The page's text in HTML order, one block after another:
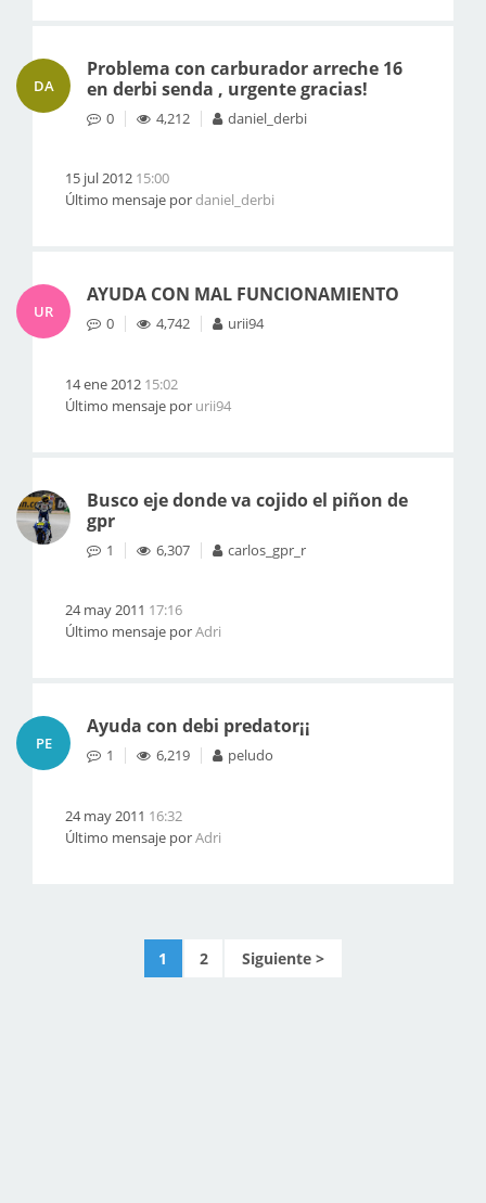
DA
Problema con carburador arreche 16
en derbi senda , urgente gracias!
0 4,212 daniel_derbi
15 jul 2012 15:00
Último mensaje pordaniel_derbi
UR
AYUDA CON MAL FUNCIONAMIENTO
0 4,742 urii94
14 ene 2012 15:02
Último mensaje por urii94
Busco eje donde va cojido el piñon de
gpr
1 6,307 carlos_gpr_r
24 may 2011 17:16
Último mensaje porAdri
PE
Ayuda con debi predator¡¡
1 6,219 peludo
24 may 2011 16:32
Último mensaje porAdri
1 2